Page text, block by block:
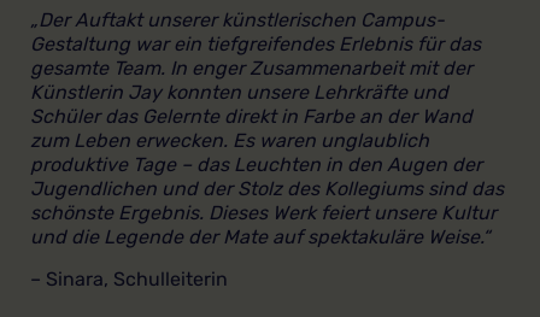
„Der Auftakt unserer künstlerischen Campus-
Gestaltung war ein tiefgreifendes Erlebnis für das
gesamte Team. In enger Zusammenarbeit mit der
Künstlerin Jay konnten unsere Lehrkräfte und
Schüler das Gelernte direkt in Farbe an der Wand
zum Leben erwecken. Es waren unglaublich
produktive Tage – das Leuchten in den Augen der
Jugendlichen und der Stolz des Kollegiums sind das
schönste Ergebnis. Dieses Werk feiert unsere Kultur
und die Legende der Mate auf spektakuläre Weise.“
– Sinara, Schulleiterin